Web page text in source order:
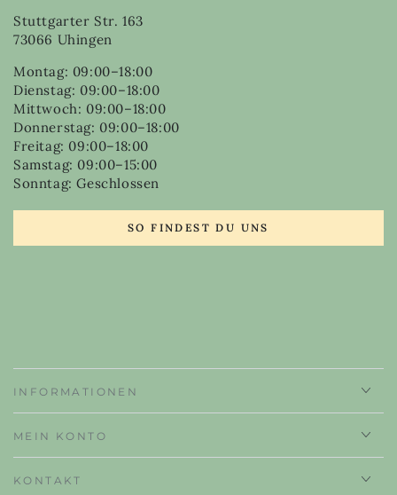
Stuttgarter Str. 163
73066 Uhingen
Montag: 09:00–18:00
Dienstag: 09:00–18:00
Mittwoch: 09:00–18:00
Donnerstag: 09:00–18:00
Freitag: 09:00–18:00
Samstag: 09:00–15:00
Sonntag: Geschlossen
SO FINDEST DU UNS
INFORMATIONEN
MEIN KONTO
KONTAKT